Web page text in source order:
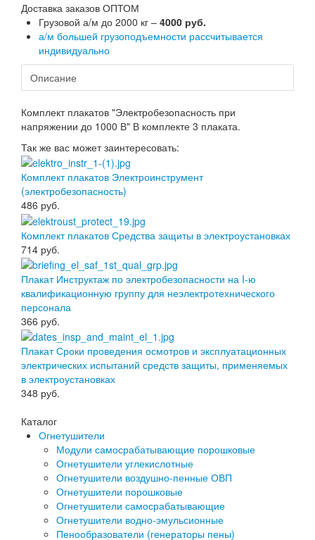
Доставка заказов ОПТОМ
Грузовой а/м до 2000 кг – 4000 руб.
а/м большей грузоподъемности рассчитывается
индивидуально
Описание
Комплект плакатов "Электробезопасность при
напряжении до 1000 В" В комплекте 3 плаката.
Так же вас может заинтересовать:
Комплект плакатов Электроинструмент
(электробезопасность)
486 руб.
Комплект плакатов Средства защиты в электроустановках
714 руб.
Плакат Инструктаж по электробезопасности на I-ю
квалификационную группу для неэлектротехнического
персонала
366 руб.
Плакат Сроки проведения осмотров и эксплуатационных
электрических испытаний средств защиты, применяемых
в электроустановках
348 руб.
Каталог
Огнетушители
Модули самосрабатывающие порошковые
Огнетушители углекислотные
Огнетушители воздушно-пенные ОВП
Огнетушители порошковые
Огнетушители самосрабатывающие
Огнетушители водно-эмульсионные
Пенообразователи (генераторы пены)